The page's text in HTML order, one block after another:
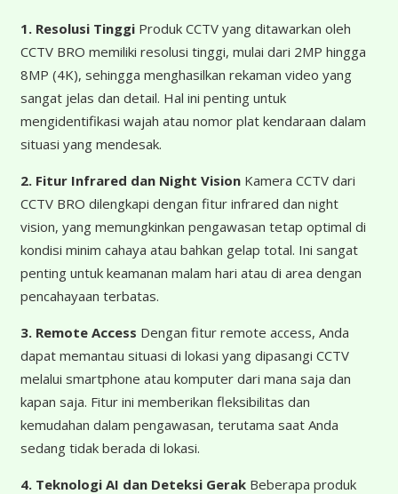
1. Resolusi TinggiProduk CCTV yang ditawarkan oleh
CCTV BRO memiliki resolusi tinggi, mulai dari 2MP hingga
8MP (4K), sehingga menghasilkan rekaman video yang
sangat jelas dan detail. Hal ini penting untuk
mengidentifikasi wajah atau nomor plat kendaraan dalam
situasi yang mendesak.
2. Fitur Infrared dan Night VisionKamera CCTV dari
CCTV BRO dilengkapi dengan fitur infrared dan night
vision, yang memungkinkan pengawasan tetap optimal di
kondisi minim cahaya atau bahkan gelap total. Ini sangat
penting untuk keamanan malam hari atau di area dengan
pencahayaan terbatas.
3. Remote Access Dengan fitur remote access, Anda
dapat memantau situasi di lokasi yang dipasangi CCTV
melalui smartphone atau komputer dari mana saja dan
kapan saja. Fitur ini memberikan fleksibilitas dan
kemudahan dalam pengawasan, terutama saat Anda
sedang tidak berada di lokasi.
4. Teknologi AI dan Deteksi GerakBeberapa produk